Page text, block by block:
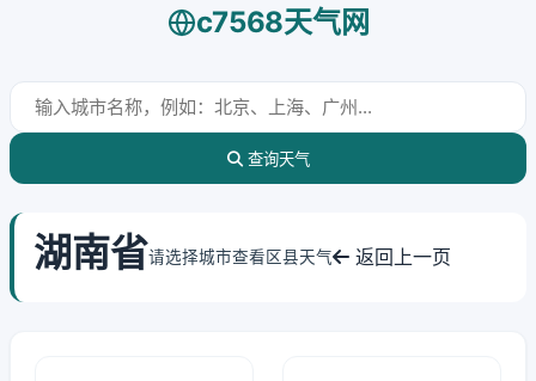
c7568天气网
查询天气
湖南省请选择城市查看区县天气 返回上一页